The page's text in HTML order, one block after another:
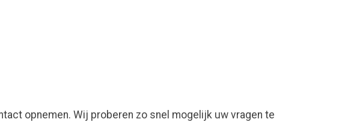
opnemen. Wij proberen zo snel mogelijk uw vragen te